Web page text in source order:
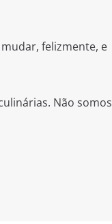
felizmente, e
Não somos